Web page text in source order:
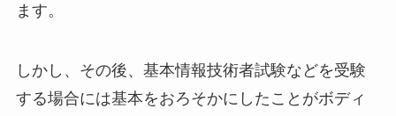
ます。
しかし、その後、基本情報技術者試験などを受験
する場合には基本をおろそかにしたことがボディ